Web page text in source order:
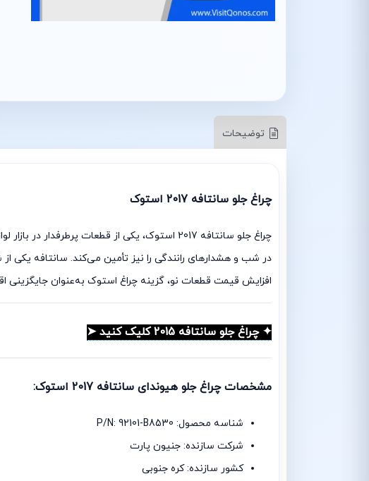
توضیحات
چراغ جلو سانتافه 2017 استوک
چراغ جلو سانتافه 2017 استوک، یکی از قطعات
در شب و هشدارهای رانندگی را نیز تأمین می‌کند. سانتافه
افزایش قیمت قطعات نو، گزینه چراغ استوک به‌عنوان
✦ چراغ جلو سانتافه 2015 کلیک کنید ➤
مشخصات چراغ جلو هیوندای سانتافه 2017 استوک:
شناسه محصول: P/N: 92101-B8530
شرکت سازنده: جنیون پارت
کشور سازنده: کره جنوبی